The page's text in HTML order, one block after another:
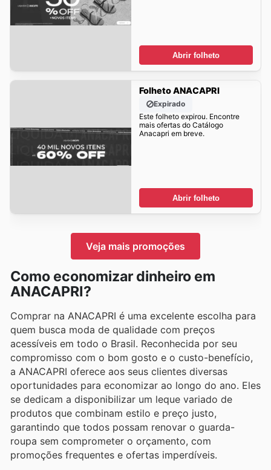
Abrir folheto
Folheto ANACAPRI
Expirado
Este folheto expirou. Encontre
mais ofertas do Catálogo
Anacapri em breve.
Abrir folheto
Veja mais promoções
Como economizar dinheiro em
ANACAPRI?
Comprar na ANACAPRI é uma excelente escolha para
quem busca moda de qualidade com preços
acessíveis em todo o Brasil. Reconhecida por seu
compromisso com o bom gosto e o custo-benefício,
a ANACAPRI oferece aos seus clientes diversas
oportunidades para economizar ao longo do ano. Eles
se dedicam a disponibilizar um leque variado de
produtos que combinam estilo e preço justo,
garantindo que todos possam renovar o guarda-
roupa sem comprometer o orçamento, com
promoções frequentes e ofertas imperdíveis.